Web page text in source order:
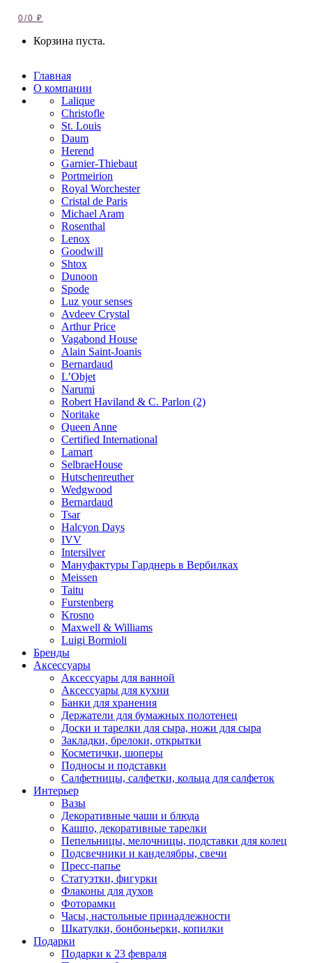
0/0₽
Корзина пуста.
Главная
О компании
Lalique
Christofle
St. Louis
Daum
Herend
Garnier-Thiebaut
Portmeirion
Royal Worchester
Cristal de Paris
Michael Aram
Rosenthal
Lenox
Goodwill
Shtox
Dunoon
Spode
Luz your senses
Avdeev Crystal
Arthur Price
Vagabond House
Alain Saint-Joanis
Bernardaud
L’Objet
Narumi
Robert Haviland & C. Parlon (2)
Noritakе
Queen Anne
Certified International
Lamart
SelbraeHouse
Hutschenreuther
Wedgwood
Bernardaud
Tsar
Halcyon Days
IVV
Intersilver
Мануфактуры Гарднерь в Вербилках
Meissen
Taitu
Furstenberg
Krosno
Maxwell & Williams
Luigi Bormioli
Бренды
Аксессуары
Аксессуары для ванной
Аксессуары для кухни
Банки для хранения
Держатели для бумажных полотенец
Доски и тарелки для сыра, ножи для сыра
Закладки, брелоки, открытки
Косметички, шоперы
Подносы и подставки
Салфетницы, салфетки, кольца для салфеток
Интерьер
Вазы
Декоративные чаши и блюда
Кашпо, декоративные тарелки
Пепельницы, мелочницы, подставки для колец
Подсвечники и канделябры, свечи
Пресс-папье
Статуэтки, фигурки
Флаконы для духов
Фоторамки
Часы, настольные принадлежности
Шкатулки, бонбоньерки, копилки
Подарки
Подарки к 23 февраля